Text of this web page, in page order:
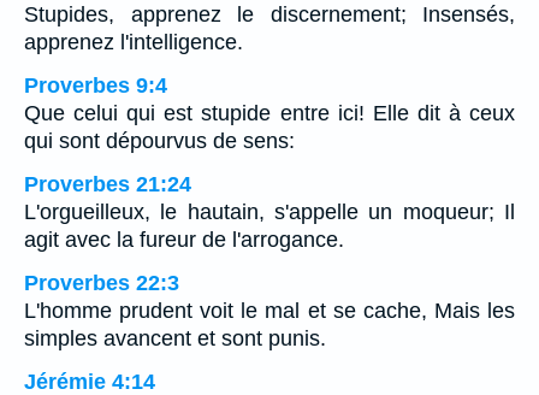
Stupides, apprenez le discernement; Insensés,
apprenez l'intelligence.
Proverbes 9:4
Que celui qui est stupide entre ici! Elle dit à ceux
qui sont dépourvus de sens:
Proverbes 21:24
L'orgueilleux, le hautain, s'appelle un moqueur; Il
agit avec la fureur de l'arrogance.
Proverbes 22:3
L'homme prudent voit le mal et se cache, Mais les
simples avancent et sont punis.
Jérémie 4:14